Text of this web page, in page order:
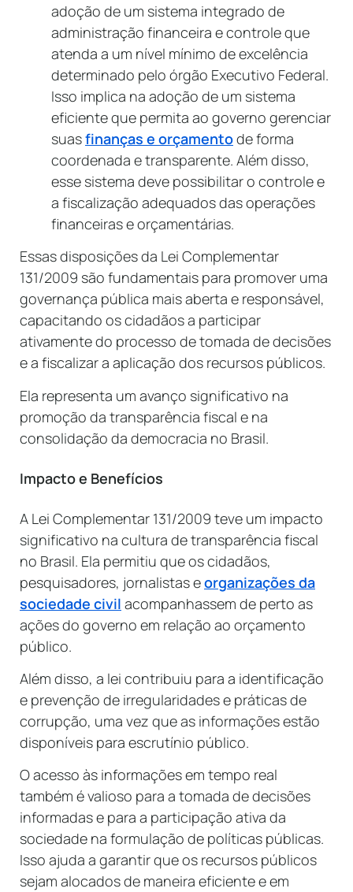
adoção de um sistema integrado de
administração financeira e controle que
atenda a um nível mínimo de excelência
determinado pelo órgão Executivo Federal.
Isso implica na adoção de um sistema
eficiente que permita ao governo gerenciar
suasfinanças e orçamentode forma
coordenada e transparente. Além disso,
esse sistema deve possibilitar o controle e
a fiscalização adequados das operações
financeiras e orçamentárias.
Essas disposições da Lei Complementar
131/2009 são fundamentais para promover uma
governança pública mais aberta e responsável,
capacitando os cidadãos a participar
ativamente do processo de tomada de decisões
e a fiscalizar a aplicação dos recursos públicos.
Ela representa um avanço significativo na
promoção da transparência fiscal e na
consolidação da democracia no Brasil.
Impacto e Benefícios
A Lei Complementar 131/2009 teve um impacto
significativo na cultura de transparência fiscal
no Brasil. Ela permitiu que os cidadãos,
pesquisadores, jornalistas eorganizações da
sociedade civil acompanhassem de perto as
ações do governo em relação ao orçamento
público.
Além disso, a lei contribuiu para a identificação
e prevenção de irregularidades e práticas de
corrupção, uma vez que as informações estão
disponíveis para escrutínio público.
O acesso às informações em tempo real
também é valioso para a tomada de decisões
informadas e para a participação ativa da
sociedade na formulação de políticas públicas.
Isso ajuda a garantir que os recursos públicos
sejam alocados de maneira eficiente e em